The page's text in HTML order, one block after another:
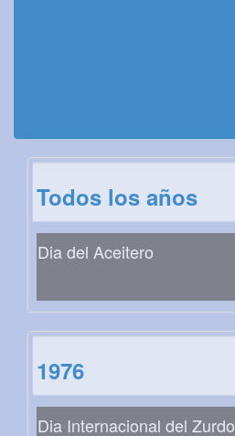
Todos los años
Dia del Aceitero
1976
Dia Internacional del Zurdo